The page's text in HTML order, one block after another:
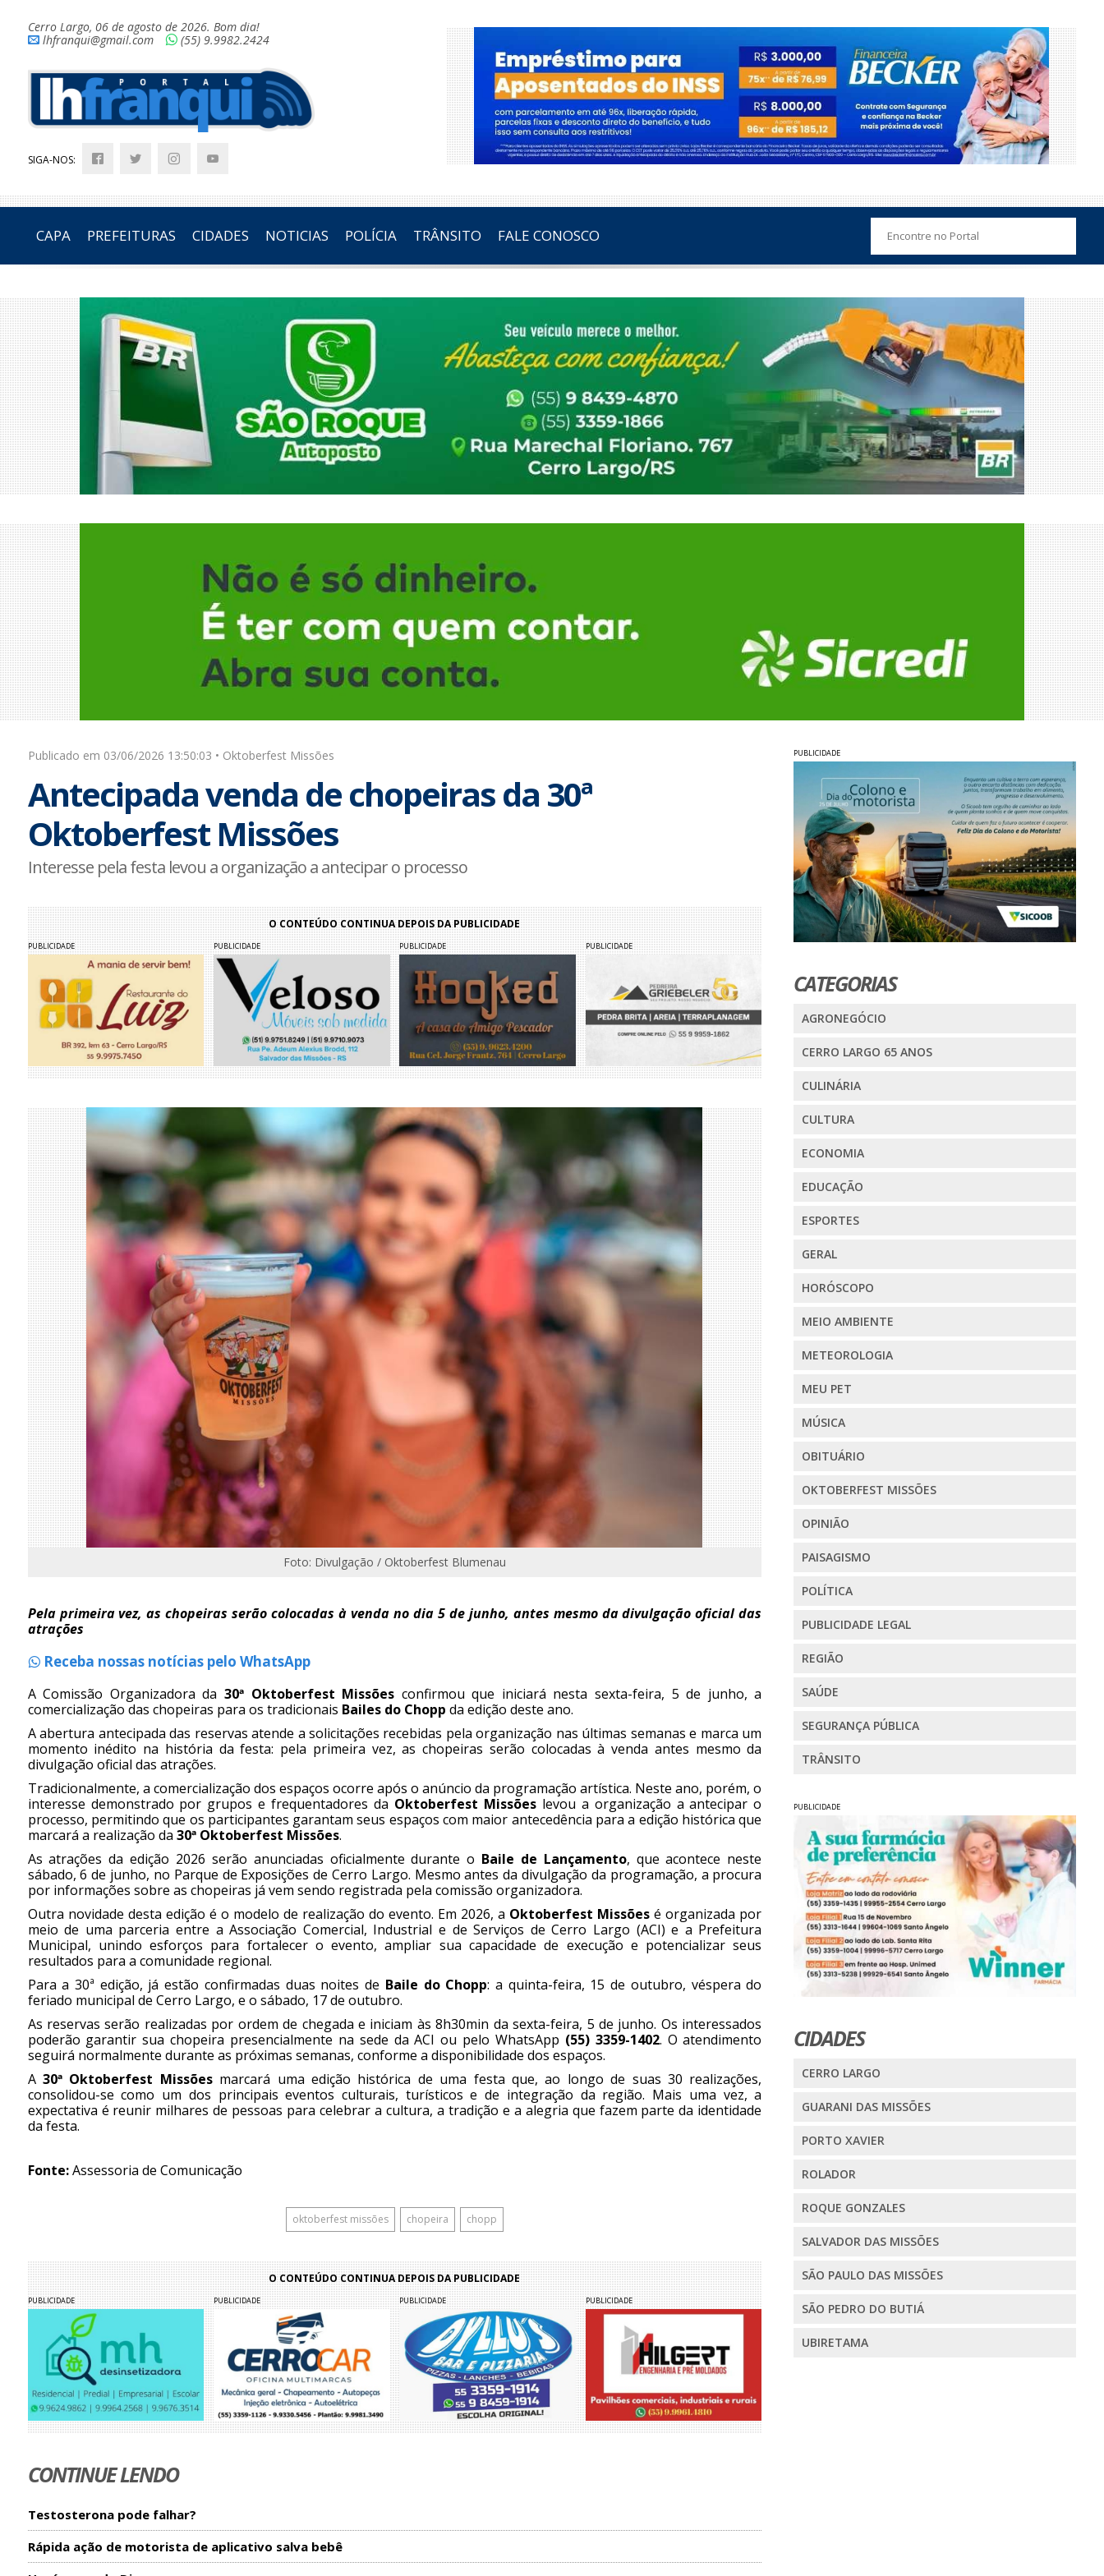
Cerro Largo, 06 de agosto de 2026. Bom dia!
lhfranqui@gmail.com
(55) 9.9982.2424
SIGA-NOS:
CAPA PREFEITURAS CIDADES NOTICIAS POLÍCIA TRÂNSITO FALE CONOSCO
Publicado em 03/06/2026 13:50:03 • Oktoberfest Missões
Antecipada venda de chopeiras da 30ª
Oktoberfest Missões
Interesse pela festa levou a organização a antecipar o processo
O CONTEÚDO CONTINUA DEPOIS DA PUBLICIDADE
PUBLICIDADE PUBLICIDADE PUBLICIDADE PUBLICIDADE
Foto: Divulgação / Oktoberfest Blumenau
Pela primeira vez, as chopeiras serão colocadas à venda no dia 5 de junho, antes mesmo da divulgação oficial das
atrações
Receba nossas notícias pelo WhatsApp
A Comissão Organizadora da 30ª Oktoberfest Missões confirmou que iniciará nesta sexta-feira, 5 de junho, a
comercialização das chopeiras para os tradicionais Bailes do Chopp da edição deste ano.
A abertura antecipada das reservas atende a solicitações recebidas pela organização nas últimas semanas e marca um
momento inédito na história da festa: pela primeira vez, as chopeiras serão colocadas à venda antes mesmo da
divulgação oficial das atrações.
Tradicionalmente, a comercialização dos espaços ocorre após o anúncio da programação artística. Neste ano, porém, o
interesse demonstrado por grupos e frequentadores da Oktoberfest Missõeslevou a organização a antecipar o
processo, permitindo que os participantes garantam seus espaços com maior antecedência para a edição histórica que
marcará a realização da 30ª Oktoberfest Missões.
As atrações da edição 2026 serão anunciadas oficialmente durante o Baile de Lançamento, que acontece neste
sábado, 6 de junho, no Parque de Exposições de Cerro Largo. Mesmo antes da divulgação da programação, a procura
por informações sobre as chopeiras já vem sendo registrada pela comissão organizadora.
Outra novidade desta edição é o modelo de realização do evento. Em 2026, a Oktoberfest Missões é organizada por
meio de uma parceria entre a Associação Comercial, Industrial e de Serviços de Cerro Largo (ACI) e a Prefeitura
Municipal, unindo esforços para fortalecer o evento, ampliar sua capacidade de execução e potencializar seus
resultados para a comunidade regional.
Para a 30ª edição, já estão confirmadas duas noites de Baile do Chopp: a quinta-feira, 15 de outubro, véspera do
feriado municipal de Cerro Largo, e o sábado, 17 de outubro.
As reservas serão realizadas por ordem de chegada e iniciam às 8h30min da sexta-feira, 5 de junho. Os interessados
poderão garantir sua chopeira presencialmente na sede da ACI ou pelo WhatsApp (55) 3359-1402. O atendimento
seguirá normalmente durante as próximas semanas, conforme a disponibilidade dos espaços.
A 30ª Oktoberfest Missõesmarcará uma edição histórica de uma festa que, ao longo de suas 30 realizações,
consolidou-se como um dos principais eventos culturais, turísticos e de integração da região. Mais uma vez, a
expectativa é reunir milhares de pessoas para celebrar a cultura, a tradição e a alegria que fazem parte da identidade
da festa.
Fonte:Assessoria de Comunicação
oktoberfest missões chopeira chopp
O CONTEÚDO CONTINUA DEPOIS DA PUBLICIDADE
PUBLICIDADE PUBLICIDADE PUBLICIDADE PUBLICIDADE
CONTINUE LENDO
Testosterona pode falhar?
Rápida ação de motorista de aplicativo salva bebê
PUBLICIDADE
CATEGORIAS
AGRONEGÓCIO
CERRO LARGO 65 ANOS
CULINÁRIA
CULTURA
ECONOMIA
EDUCAÇÃO
ESPORTES
GERAL
HORÓSCOPO
MEIO AMBIENTE
METEOROLOGIA
MEU PET
MÚSICA
OBITUÁRIO
OKTOBERFEST MISSÕES
OPINIÃO
PAISAGISMO
POLÍTICA
PUBLICIDADE LEGAL
REGIÃO
SAÚDE
SEGURANÇA PÚBLICA
TRÂNSITO
PUBLICIDADE
CIDADES
CERRO LARGO
GUARANI DAS MISSÕES
PORTO XAVIER
ROLADOR
ROQUE GONZALES
SALVADOR DAS MISSÕES
SÃO PAULO DAS MISSÕES
SÃO PEDRO DO BUTIÁ
UBIRETAMA